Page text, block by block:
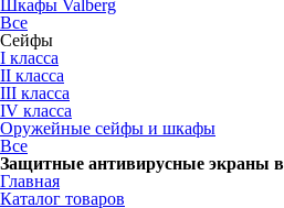
Шкафы Valberg
Все
Сейфы
I класса
II класса
III класса
IV класса
Оружейные сейфы и шкафы
Все
Защитные антивирусные экраны
Главная
Каталог товаров